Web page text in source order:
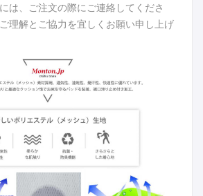
は、ご注文の際にご連絡してくださ
理解とご協力を宜しくお願い申し上げ